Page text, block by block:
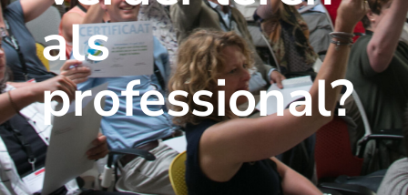
als
professional?